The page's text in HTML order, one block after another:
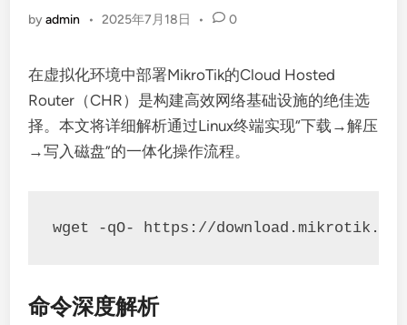
byadmin • 2025年7月18日 • 0
在虚拟化环境中部署MikroTik的Cloud Hosted
Router（CHR）是构建高效网络基础设施的绝佳选
择。本文将详细解析通过Linux终端实现“下载→解压
→写入磁盘”的一体化操作流程。
wget -qO- https://
命令深度解析